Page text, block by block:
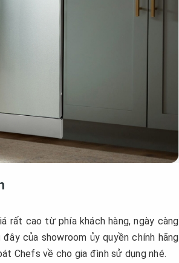
rất cao từ phía khách hàng, ngày càng
của showroom ủy quyền chính hãng
Chefs về cho gia đình sử dụng nhé.